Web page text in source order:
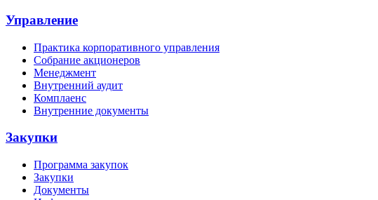
Управление
Практика корпоративного управления
Собрание акционеров
Менеджмент
Внутренний аудит
Комплаенс
Внутренние документы
Закупки
Программа закупок
Закупки
Документы